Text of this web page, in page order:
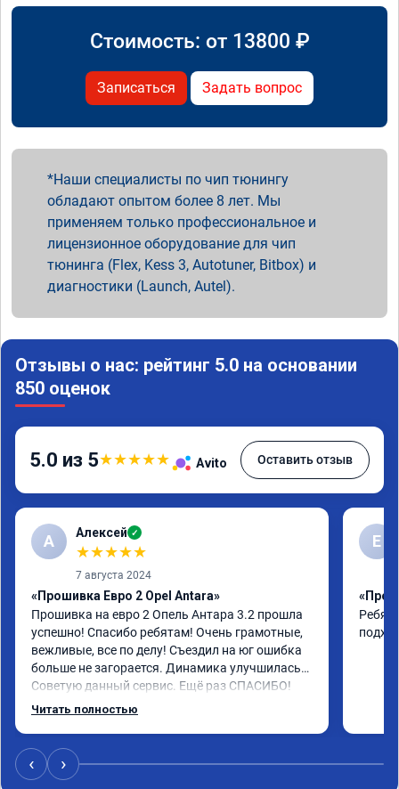
Стоимость: от 13800 ₽
Записаться Задать вопрос
Наши специалисты по чип тюнингу
обладают опытом более 8 лет. Мы
применяем только профессиональное и
лицензионное оборудование для чип
тюнинга (Flex, Kess 3, Autotuner, Bitbox) и
диагностики (Launch, Autel).
Отзывы о нас: рейтинг 5.0 на основании
850 оценок
5.0 из 5★★★★★ Avito Оставить отзыв
А Алексей ✓
★★★★★
7 августа 2024
«Прошивка Евро 2 Opel Antara»
Прошивка на евро 2 Опель Антара 3.2 прошла
успешно! Спасибо ребятам! Очень грамотные,
вежливые, все по делу! Съездил на юг ошибка
больше не загорается. Динамика улучшилась.
Советую данный сервис. Ещё раз СПАСИБО!
Читать полностью
E
‹ ›